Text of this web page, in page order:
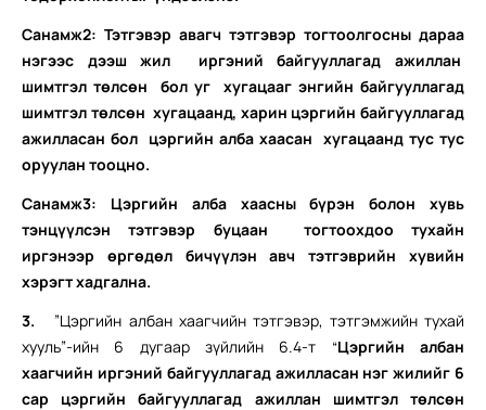
Санамж2: Тэтгэвэр авагч тэтгэвэр тогтоолгосны дараа
нэгээс дээш жил иргэний байгууллагад ажиллан
шимтгэл төлсөн бол уг хугацааг энгийн байгууллагад
шимтгэл төлсөн хугацаанд, харин цэргийн байгууллагад
ажилласан бол цэргийн алба хаасан хугацаанд тус тус
оруулан тооцно.
Санамж3: Цэргийн алба хаасны бүрэн болон хувь
тэнцүүлсэн тэтгэвэр буцаан тогтоохдоо тухайн
иргэнээр өргөдөл бичүүлэн авч тэтгэврийн хувийн
хэрэгт хадгална.
3. ”Цэргийн албан хаагчийн тэтгэвэр, тэтгэмжийн тухай
хууль”-ийн 6 дугаар зүйлийн 6.4-т “Цэргийн албан
хаагчийн иргэний байгууллагад ажилласан нэг жилийг 6
сар цэргийн байгууллагад ажиллан шимтгэл төлсөн